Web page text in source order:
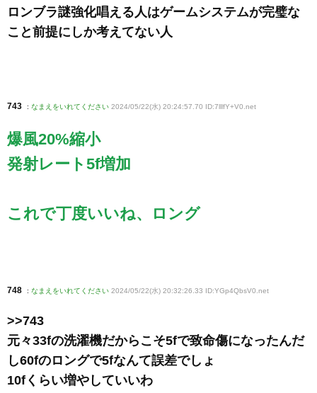
ロンブラ謎強化唱える人はゲームシステムが完璧な
こと前提にしか考えてない人
743 : なまえをいれてください 2024/05/22(水) 20:24:57.70 ID:7lllfY+V0 .net
爆風20%縮小
発射レート5f増加
これで丁度いいね、ロング
748 : なまえをいれてください 2024/05/22(水) 20:32:26.33 ID:YGp4QbsV0 .net
>>743
元々33fの洗濯機だからこそ5fで致命傷になったんだ
し60fのロングで5fなんて誤差でしょ
10fくらい増やしていいわ